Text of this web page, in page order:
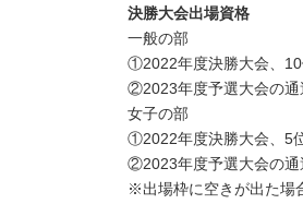
決勝大会出場資格
一般の部
①2022年度決勝大会、
②2023年度予選大会の通
女子の部
①2022年度決勝大会、5
②2023年度予選大会の通
※出場枠に空きが出た場